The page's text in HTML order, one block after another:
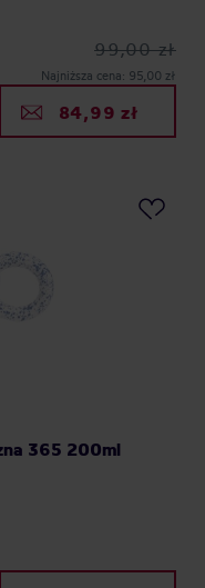
99,00 zł
Najniższa cena: 95,00 zł
84,99 zł
365 200ml